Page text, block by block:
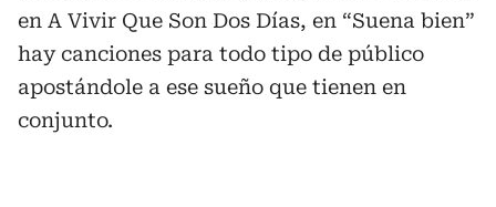
en A Vivir Que Son Dos Días, en “Suena bien”
hay canciones para todo tipo de público
apostándole a ese sueño que tienen en
conjunto.